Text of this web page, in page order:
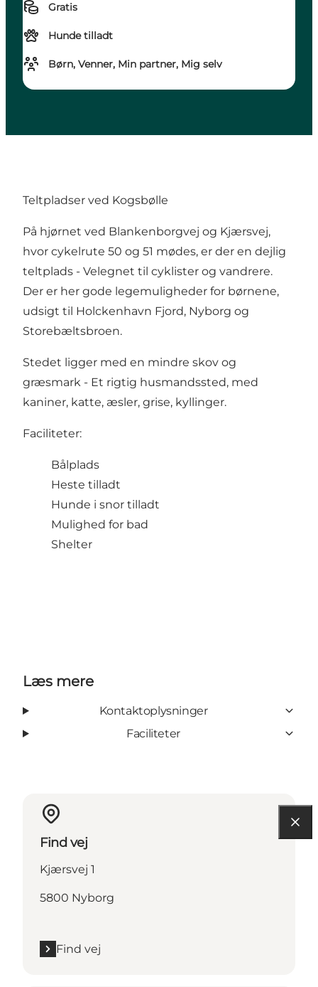
Gratis
Hunde tilladt
Børn, Venner, Min partner, Mig selv
Teltpladser ved Kogsbølle
På hjørnet ved Blankenborgvej og Kjærsvej,
hvor cykelrute 50 og 51 mødes, er der en dejlig
teltplads - Velegnet til cyklister og vandrere.
Der er her gode legemuligheder for børnene,
udsigt til Holckenhavn Fjord, Nyborg og
Storebæltsbroen.
Stedet ligger med en mindre skov og
græsmark - Et rigtig husmandssted, med
kaniner, katte, æsler, grise, kyllinger.
Faciliteter:
Bålplads
Heste tilladt
Hunde i snor tilladt
Mulighed for bad
Shelter
Læs mere
Kontaktoplysninger
Faciliteter
Find vej
Kjærsvej 1
5800 Nyborg
Find vej